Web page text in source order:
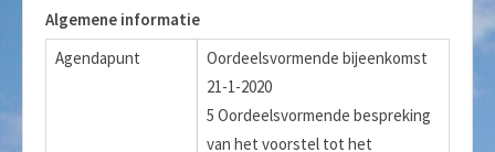
Algemene informatie
Agendapunt
Oordeelsvormende bijeenkomst
21-1-2020
5 Oordeelsvormende bespreking
van het voorstel tot het